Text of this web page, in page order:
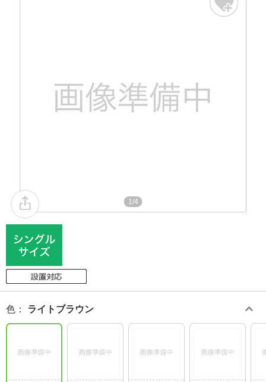
1/4
色 ： ライトブラウン